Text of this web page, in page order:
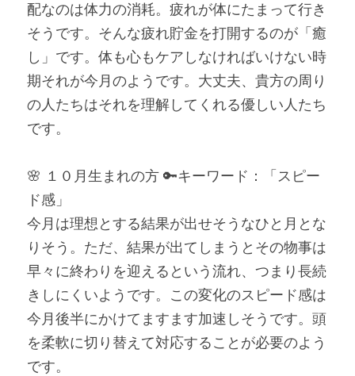
配なのは体力の消耗。疲れが体にたまって行き
そうです。そんな疲れ貯金を打開するのが「癒
し」です。体も心もケアしなければいけない時
期それが今月のようです。大丈夫、貴方の周り
の人たちはそれを理解してくれる優しい人たち
です。
🌸 １０月生まれの方 🔑キーワード：「スピー
ド感」
今月は理想とする結果が出せそうなひと月とな
りそう。ただ、結果が出てしまうとその物事は
早々に終わりを迎えるという流れ、つまり長続
きしにくいようです。この変化のスピード感は
今月後半にかけてますます加速しそうです。頭
を柔軟に切り替えて対応することが必要のよう
です。